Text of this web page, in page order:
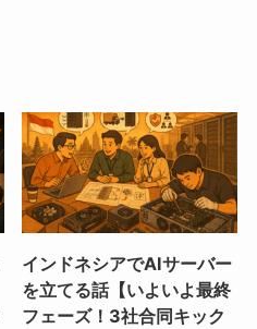
インドネシアでAIサーバー
を立てる話【いよいよ最終
フェーズ！3社合同キック